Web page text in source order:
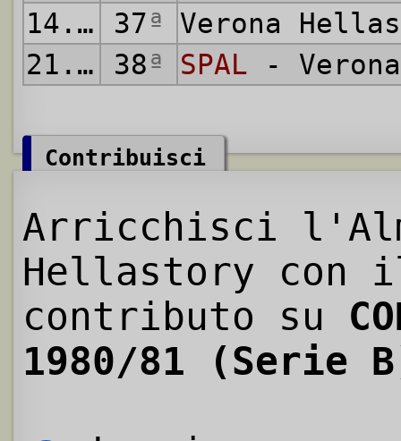
14.06.1981
37ª
Verona
21.06.1981
38ª SPAL -
Contribuisci
Arricchisci
Hellastory con
contributo su
1980/81 (Serie